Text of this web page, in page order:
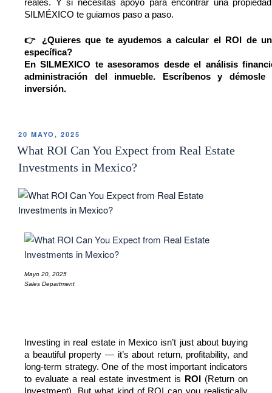
reales. Y si necesitas apoyo para encontrar una
SILMÉXICO te guiamos paso a paso.
👉 ¿Quieres que te ayudemos a calcular el ROI de
específica?
En SILMEXICO te asesoramos desde el análisis
administración del inmueble. Escríbenos y
inversión.
20 MAYO, 2025
What ROI Can You Expect from Real Estate
Investments in Mexico?
Mayo 20, 2025
Sales Department
Investing in real estate in Mexico isn’t just about buying
a beautiful property — it’s about return, profitability, and
long-term strategy. One of the most important indicators
to evaluate a real estate investment is
ROI
(Return on